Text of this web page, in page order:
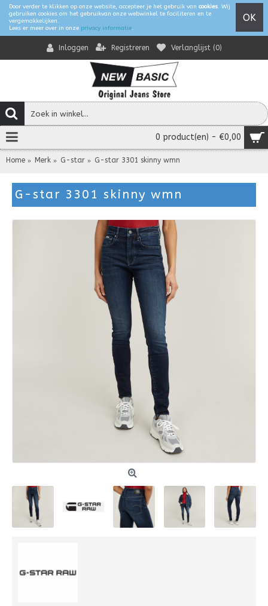
Door verder te klikken op onze website, accepteer je het gebruik van cookies. Wij
gebruiken cookies om het gebruikvan onze webwinkel te faciliteren en te
vergemakkelijken.
Lees er meer over in onze privacy informatie.
OK
Inloggen Registreren Verlanglijst (0)
0 product(en) - €0,00
Home Merk G-star G-star 3301 skinny wmn
G-star 3301 skinny wmn